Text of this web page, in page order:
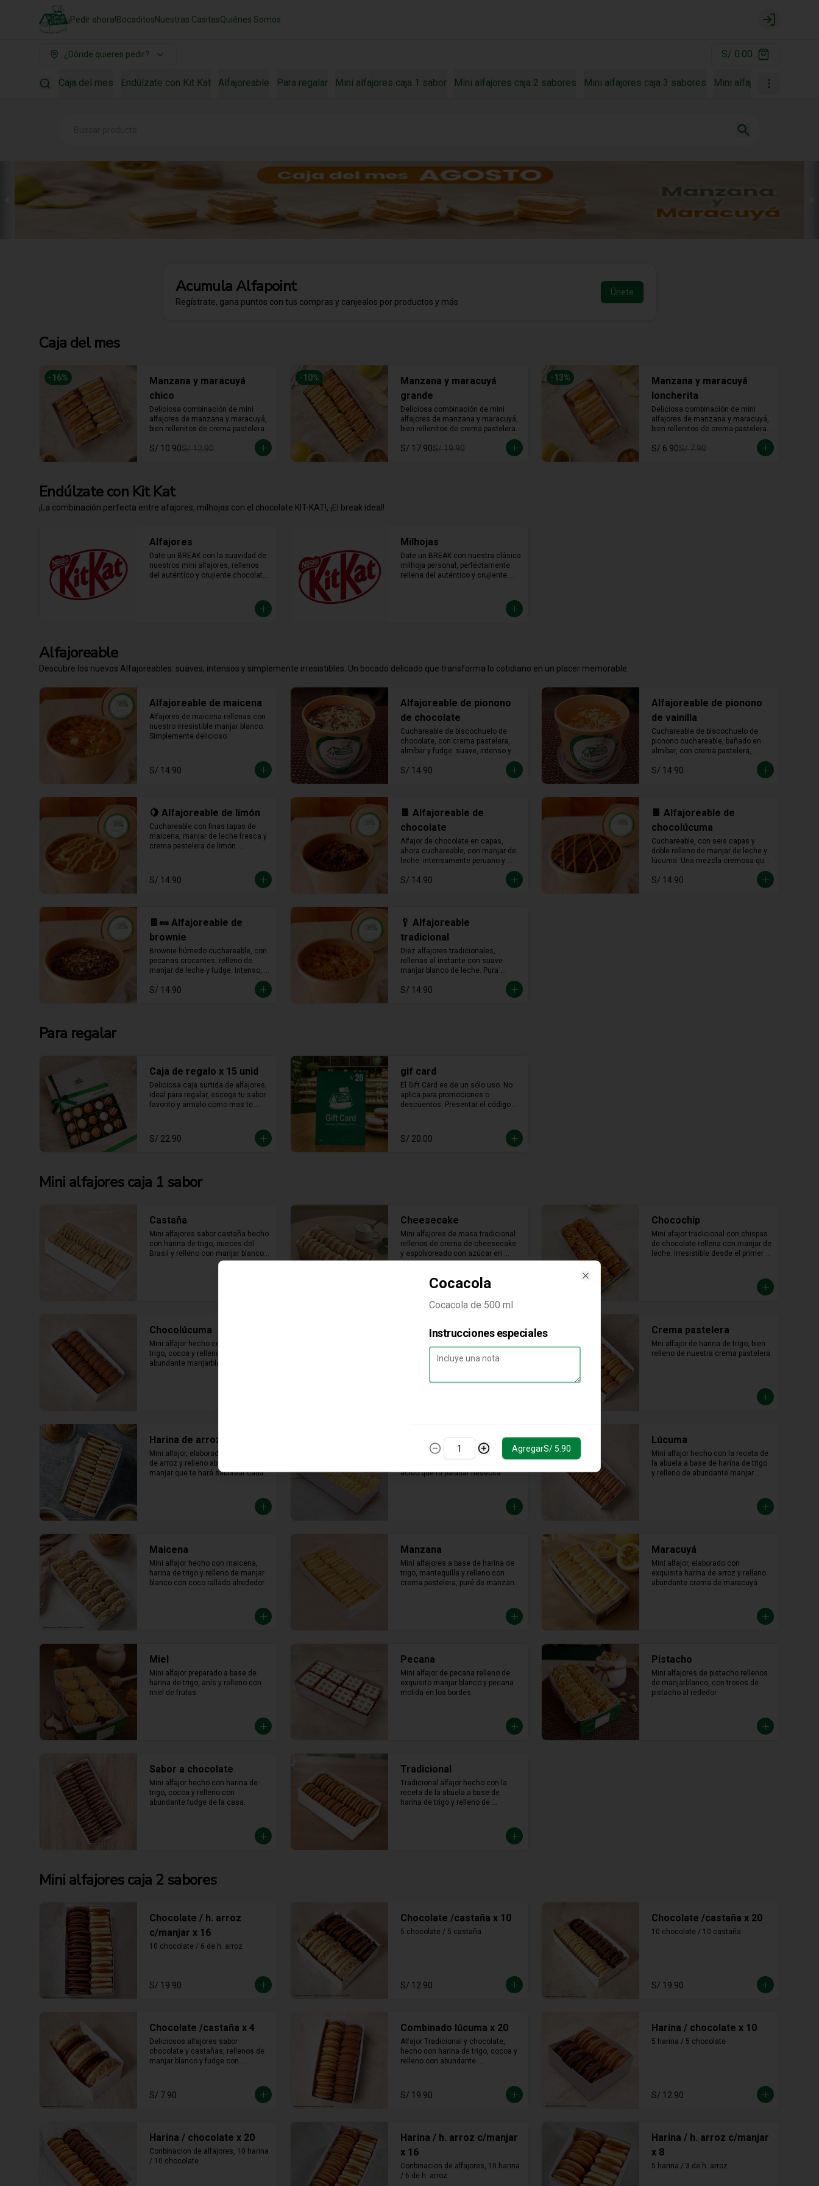
¡Pedir ahora!BocaditosNuestras CasitasQuiénes Somos
Login
¿Dónde quieres pedir? S/ 0.00
Caja del mes Endúlzate con Kit Kat Alfajoreable Para regalar Mini alfajores caja 1 sabor Mini alfajores caja 2 sabores Mini alfajores caja 3 sabores Mini alfajores caja 4
AcumulaAlfapoint
Regístrate, gana puntos con tus compras y canjealos por productos y más
Únete
Caja del mes
-16%
Manzana y maracuyá
chico
Deliciosa combinación de mini
alfajores de manzana y maracuyá,
bien rellenitos de crema pastelera
tradicional, relleno de manzana y
crema de maracuyá... Irresistible!!
S/ 10.90S/ 12.90
-10%
Manzana y maracuyá
grande
Deliciosa combinación de mini
alfajores de manzana y maracuyá,
bien rellenitos de crema pastelera
tradicional, relleno de manzana y
crema de maracuyá... Irresistible!!
S/ 17.90S/ 19.90
-13%
Manzana y maracuyá
loncherita
Deliciosa combinación de mini
alfajores de manzana y maracuyá,
bien rellenitos de crema pastelera
tradicional, relleno de manzana y
crema de maracuyá... Irresistible!!
S/ 6.90S/ 7.90
Endúlzate con Kit Kat
¡La combinación perfecta entre afajores, milhojas con el chocolate KIT-KAT!, ¡El break ideal!
Alfajores
Date un BREAK con la suavidad de
nuestros mini alfajores, rellenos
del auténtico y crujiente chocolate
transformar cualquier momento del
Milhojas
Date un BREAK con nuestra clásica
milhoja personal, perfectamente
rellena del auténtico y crujiente
ideal para desconectar y disfrutar
de un placer crujiente que no vas a
Alfajoreable
Descubre los nuevos Alfajoreables: suaves, intensos y simplemente irresistibles. Un bocado delicado que transforma lo cotidiano en un placer memorable.
Alfajoreable de maicena
Alfajores de maicena rellenas con
nuestro irresistible manjar blanco.
Simplemente delicioso.
S/ 14.90
Alfajoreable de pionono
de chocolate
Cuchareable de biscochuelo de
chocolate, con crema pastelera,
almíbar y fudge. suave, intenso y
cucharada.
S/ 14.90
Alfajoreable de pionono
de vainilla
Cuchareable de biscochuelo de
pionono cuchareable, bañado en
almíbar, con crema pastelera,
dulce y una delicia que se disfruta
S/ 14.90
🍋 Alfajoreable de limón
Cuchareable con finas tapas de
maicena, manjar de leche fresca y
crema pastelera de limón.
S/ 14.90
🍫 Alfajoreable de
chocolate
Alfajor de chocolate en capas,
ahora cuchareable, con manjar de
leche. intensamente peruano y
cada cucharada.
S/ 14.90
🍫 Alfajoreable de
chocolúcuma
Cuchareable, con seis capas y
doble relleno de manjar de leche y
lúcuma. Una mezcla cremosa que
une lo andino con lo dulce en cada
cucharada.
S/ 14.90
🍫🥜 Alfajoreable de
brownie
Brownie húmedo cuchareable, con
pecanas crocantes, relleno de
manjar de leche y fudge. Intenso,
gustito sin culpa.
S/ 14.90
🥄 Alfajoreable
tradicional
Diez alfajores tradicionales,
rellenas al instante con suave
manjar blanco de leche. Pura
S/ 14.90
Para regalar
Caja de regalo x 15 unid
Deliciosa caja surtida de alfajores,
ideal para regalar, escoge tu sabor
favorito y armalo como mas te
S/ 22.90
gif card
El Gift Card es de un sólo uso. No
aplica para promociones o
descuentos. Presentar el código en
consumo no hay devolución en
efectivo. No es acumulable. No
S/ 20.00
Mini alfajores caja 1 sabor
Castaña
Mini alfajores sabor castaña hecho
con harina de trigo, nueces del
Brasil y relleno con manjar blanco
con castaña molida alrededor.
Cheesecake
Mini alfajores de masa tradicional
rellenos de crema de cheesecake
y espolvoreado con azúcar en
polvo.
Chocochip
Mini afajor tradicional con chispas
de chocolate rellena con manjar de
leche. Irresistible desde el primer
Chocolúcuma
Mini alfajor hecho con harina de
trigo, cocoa y relleno con
abundante manjarblanco de
Clasico especial
maicena + 30% harina de trigo para
una textura que se derrite al toque.
fresca, dulce, cremoso y un toque
Crema pastelera
Mni alfajor de harina de trigo, bien
relleno de nuestra crema pastelera.
Harina de arroz
Mini alfajor, elaborado con harina
de arroz y relleno abundante
manjar que te hará saborear cada
Mini alfajor de maicena relleno con
acido que tu paladar nesecita
Lúcuma
Mini alfajor hecho con la receta de
la abuela a base de harina de trigo
y relleno de abundante manjar
Maicena
Mini alfajor hecho con maicena,
harina de trigo y relleno de manjar
blanco con coco rallado alrededor.
Manzana
Mini alfajores a base de harina de
trigo, mantequilla y relleno con
crema pastelera, puré de manzana
Maracuyá
Mini alfajor, elaborado con
exquisita harina de arroz y relleno
abundante crema de maracuyá
Miel
Mini alfajor preparado a base de
harina de trigo, anís y relleno con
miel de frutas.
Pecana
Mini alfajor de pecana relleno de
exquisito manjar blanco y pecana
molida en los bordes.
Pistacho
Mini alfajores de pistacho rellenos
de manjarblanco, con trosos de
pistacho al rededor
Sabor a chocolate
Mini alfajor hecho con harina de
trigo, cocoa y relleno con
abundante fudge de la casa.
Tradicional
Tradicional alfajor hecho con la
receta de la abuela a base de
harina de trigo y relleno de
Mini alfajores caja 2 sabores
Chocolate / h. arroz
c/manjar x 16
10 chocolate / 6 de h. arroz
S/ 19.90
Chocolate /castaña x 10
5 chocolate / 5 castaña
S/ 12.90
Chocolate /castaña x 20
10 chocolate / 10 castaña
S/ 19.90
Chocolate /castaña x 4
Deliciosos alfajores sabor
chocolate y castañas, rellenos de
manjar blanco y fudge con
S/ 7.90
Combinado lúcuma x 20
Alfajor Tradicional y chocolate,
hecho con harina de trigo, cocoa y
relleno con abundante
S/ 19.90
Harina / chocolate x 10
5 harina / 5 chocolate
S/ 12.90
Harina / chocolate x 20
Conbinacion de alfajores, 10 harina
/ 10 chocolate
Harina / h. arroz c/manjar
x 16
Conbinacion de alfajores, 10 harina
/ 6 de h. arroz
Harina / h. arroz c/manjar
x 8
5 harina / 3 de h. arroz
Cocacola
Cocacola de 500 ml
Instrucciones especiales
AgregarS/ 5.90
Close